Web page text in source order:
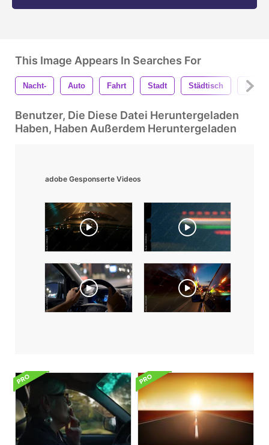
This Image Appears In Searches For
Nacht- Auto Fahrt Stadt Städtisch Bokeh
Benutzer, Die Diese Datei Heruntergeladen
Haben, Haben Außerdem Heruntergeladen
adobe Gesponserte Videos